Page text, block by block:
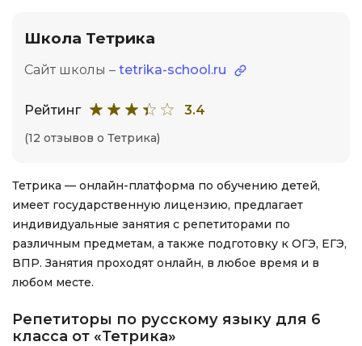
Школа Тетрика
Сайт школы – tetrika-school.ru
Рейтинг 3.4
(12 отзывов о Тетрика)
Тетрика — онлайн-платформа по обучению детей,
имеет государственную лицензию, предлагает
индивидуальные занятия с репетиторами по
различным предметам, а также подготовку к ОГЭ, ЕГЭ,
ВПР. Занятия проходят онлайн, в любое время и в
любом месте.
Репетиторы по русскому языку для 6
класса от «Тетрика»